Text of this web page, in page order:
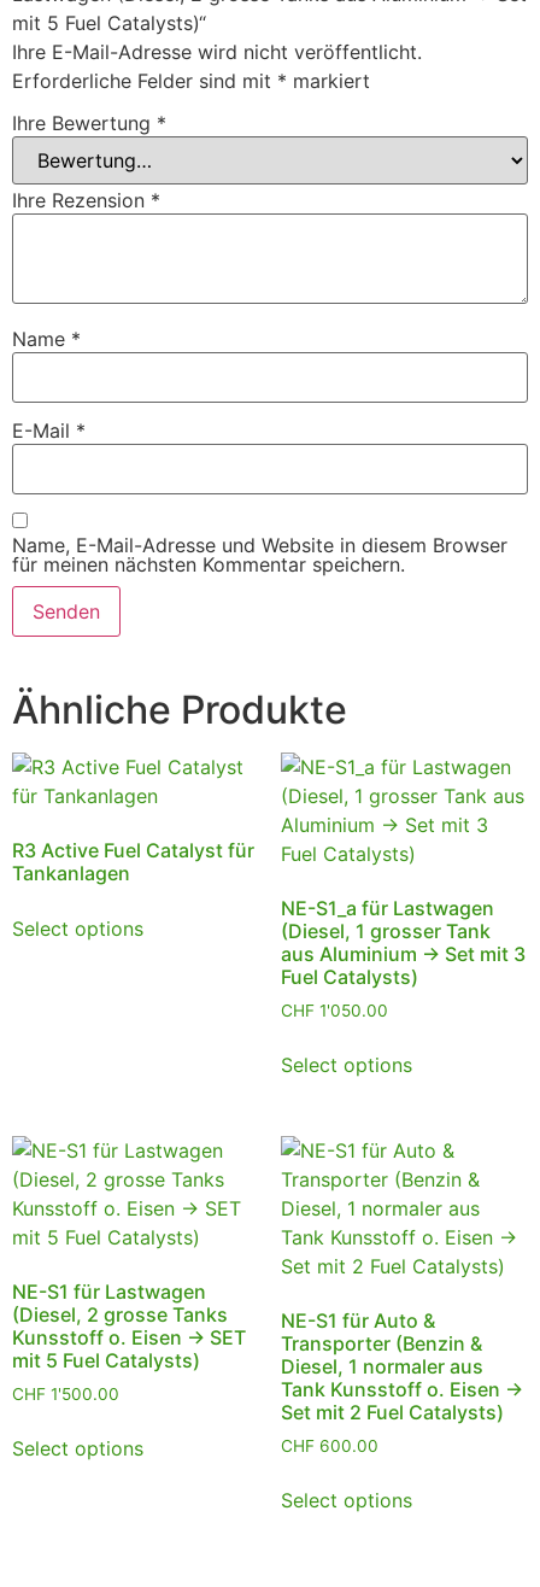
mit 5 Fuel Catalysts)“
Ihre E-Mail-Adresse wird nicht veröffentlicht.
Erforderliche Felder sind mit * markiert
Ihre Bewertung *
Ihre Rezension *
Name *
E-Mail *
Name, E-Mail-Adresse und Website in diesem Browser
für meinen nächsten Kommentar speichern.
Ähnliche Produkte
R3 Active Fuel Catalyst für
Tankanlagen
Select options
NE-S1_a für Lastwagen
(Diesel, 1 grosser Tank
aus Aluminium -> Set mit 3
Fuel Catalysts)
CHF1'050.00
Select options
NE-S1 für Lastwagen
(Diesel, 2 grosse Tanks
Kunsstoff o. Eisen -> SET
mit 5 Fuel Catalysts)
CHF 1'500.00
Select options
NE-S1 für Auto &
Transporter (Benzin &
Diesel, 1 normaler aus
Tank Kunsstoff o. Eisen ->
Set mit 2 Fuel Catalysts)
CHF600.00
Select options